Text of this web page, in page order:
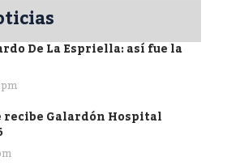
De La Espriella: así fue la
Galardón Hospital